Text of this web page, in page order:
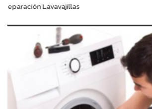
Eficacia Garantizada